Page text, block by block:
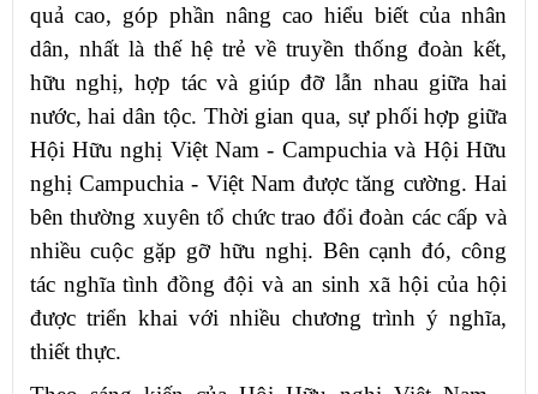
quả cao, góp phần nâng cao hiểu biết của nhân
dân, nhất là thế hệ trẻ về truyền thống đoàn kết,
hữu nghị, hợp tác và giúp đỡ lẫn nhau giữa hai
nước, hai dân tộc. Thời gian qua, sự phối hợp giữa
Hội Hữu nghị Việt Nam - Campuchia và Hội Hữu
nghị Campuchia - Việt Nam được tăng cường. Hai
bên thường xuyên tổ chức trao đổi đoàn các cấp và
nhiều cuộc gặp gỡ hữu nghị. Bên cạnh đó, công
tác nghĩa tình đồng đội và an sinh xã hội của hội
được triển khai với nhiều chương trình ý nghĩa,
thiết thực.